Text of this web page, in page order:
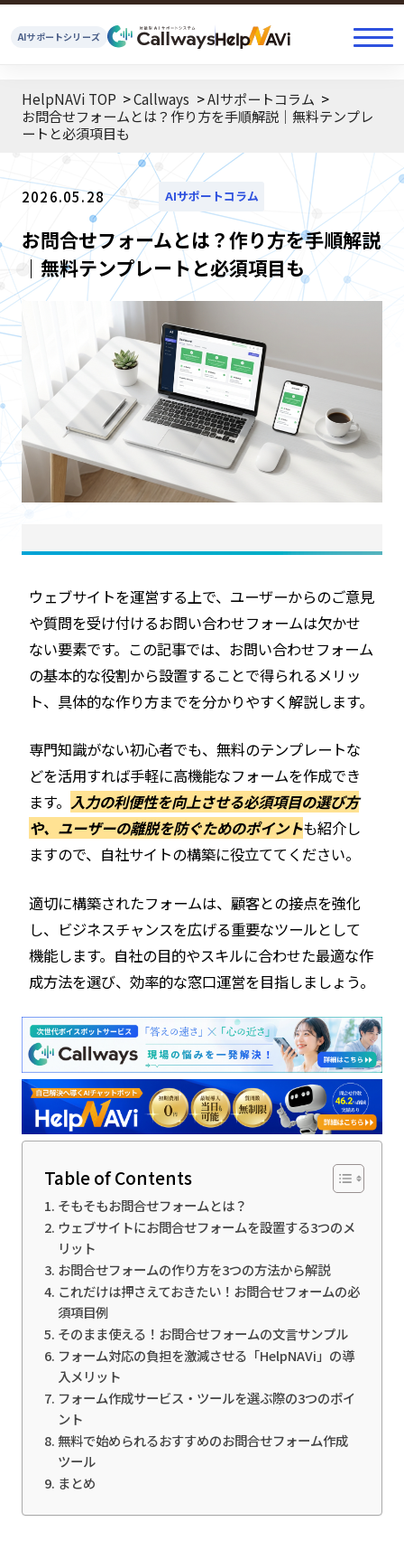
AIサポートシリーズ
HelpNAVi TOP Callways
AIサポートコラム
お問合せフォームとは？作り方を手順解説｜無料テンプレ
ートと必須項目も
2026.05.28 AIサポートコラム
お問合せフォームとは？作り方を手順解説
｜無料テンプレートと必須項目も
ウェブサイトを運営する上で、ユーザーからのご意見
や質問を受け付けるお問い合わせフォームは欠かせ
ない要素です。この記事では、お問い合わせフォーム
の基本的な役割から設置することで得られるメリッ
ト、具体的な作り方までを分かりやすく解説します。
専門知識がない初心者でも、無料のテンプレートな
どを活用すれば手軽に高機能なフォームを作成でき
ます。入力の利便性を向上させる必須項目の選び方
や、ユーザーの離脱を防ぐためのポイントも紹介し
ますので、自社サイトの構築に役立ててください。
適切に構築されたフォームは、顧客との接点を強化
し、ビジネスチャンスを広げる重要なツールとして
機能します。自社の目的やスキルに合わせた最適な作
成方法を選び、効率的な窓口運営を目指しましょう。
Table of Contents
そもそもお問合せフォームとは？
ウェブサイトにお問合せフォームを設置する3つのメ
リット
お問合せフォームの作り方を3つの方法から解説
これだけは押さえておきたい！お問合せフォームの必
須項目例
そのまま使える！お問合せフォームの文言サンプル
フォーム対応の負担を激減させる「HelpNAVi」の導
入メリット
フォーム作成サービス・ツールを選ぶ際の3つのポイ
ント
無料で始められるおすすめのお問合せフォーム作成
ツール
まとめ